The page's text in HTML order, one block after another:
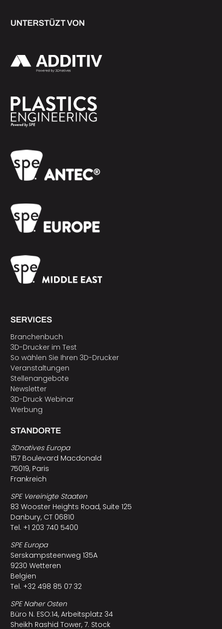
UNTERSTÜZT VON
SERVICES
Branchenbuch
3D-Drucker im Test
So wählen Sie Ihren 3D-Drucker
Veranstaltungen
Stellenangebote
Newsletter
3D-Druck Webinar
Werbung
STANDORTE
3Dnatives Europa
157 Boulevard Macdonald
75019, Paris
Frankreich
SPE Vereinigte Staaten
83 Wooster Heights Road, Suite 125
Danbury, CT 06810
Tel. +1 203 740 5400
SPE Europa
Serskampsteenweg 135A
9230 Wetteren
Belgien
Tel. +32 498 85 07 32
SPE Naher Osten
Büro N. ESO:14, Arbeitsplatz 34
Sheikh Rashid Tower, 7. Stock